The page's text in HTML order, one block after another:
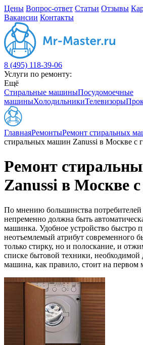
Цены Вопрос-ответ Статьи Отзывы
Вакансии Контакты
8 (495) 118-39-06
Услуги по ремонту:
Ещё
Стиральные машиныПосудомоечные
машиныХолодильникиТелевизоры
ГлавнаяРемонтыРемонт стиральных
стиральных машин Zanussi в Москве с
Ремонт
Zanussi в Москве
По мнению большинства
непременно должна быть
машинка. Удобное устройство быстро
неотъемлемый атрибут современного
только стирку, но и полоскание, и
списке бытовой техники, необходимой
машина, как правило, стоит на первом